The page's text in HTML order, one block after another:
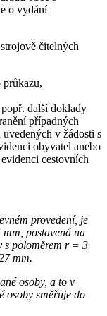
o vydání
čitelných
průkazu,
další doklady
případných
v žádosti s
obyvatel anebo
cestovních
provedení, je
postavená na
s poloměrem r = 3
mm.
osoby, a to v
osoby směřuje do